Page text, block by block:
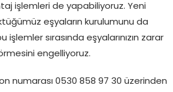
işlemleri de yapabiliyoruz. Yeni
eşyaların kurulumunu da
işlemler sırasında eşyalarınızın zarar
engelliyoruz.
numarası 0530 858 97 30 üzerinden